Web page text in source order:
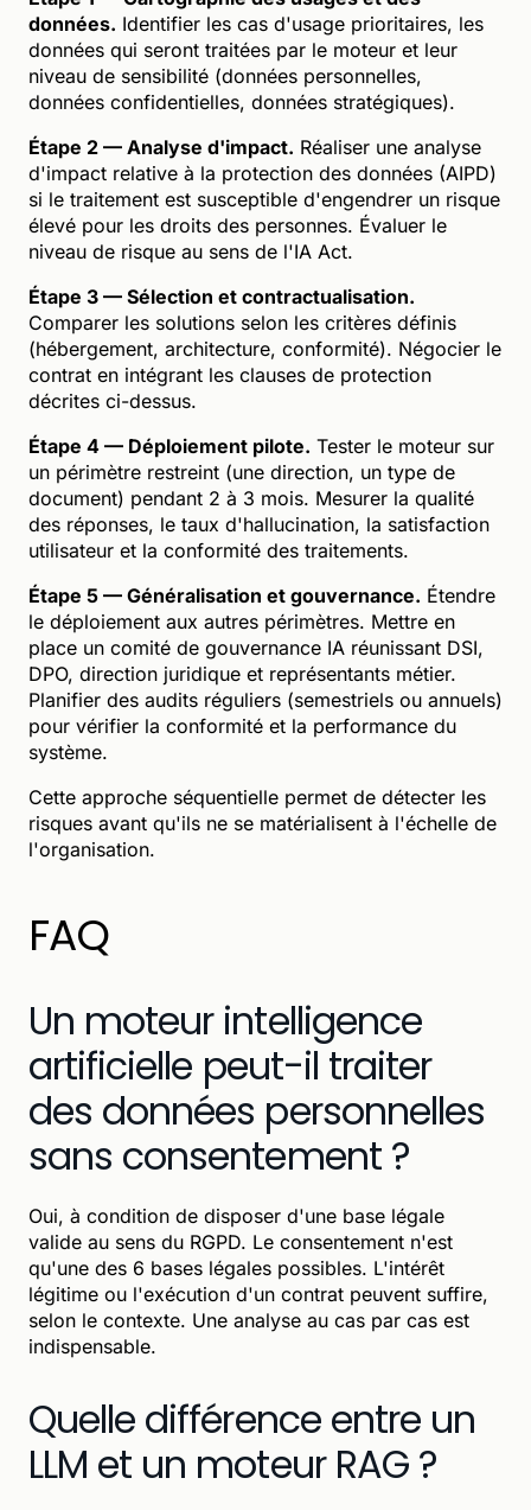
données. Identifier les cas d'usage prioritaires, les
données qui seront traitées par le moteur et leur
niveau de sensibilité (données personnelles,
données confidentielles, données stratégiques).
Étape 2 — Analyse d'impact. Réaliser une analyse
d'impact relative à la protection des données (AIPD)
si le traitement est susceptible d'engendrer un risque
élevé pour les droits des personnes. Évaluer le
niveau de risque au sens de l'IA Act.
Étape 3 — Sélection et contractualisation.
Comparer les solutions selon les critères définis
(hébergement, architecture, conformité). Négocier le
contrat en intégrant les clauses de protection
décrites ci-dessus.
Étape 4 — Déploiement pilote. Tester le moteur sur
un périmètre restreint (une direction, un type de
document) pendant 2 à 3 mois. Mesurer la qualité
des réponses, le taux d'hallucination, la satisfaction
utilisateur et la conformité des traitements.
Étape 5 — Généralisation et gouvernance. Étendre
le déploiement aux autres périmètres. Mettre en
place un comité de gouvernance IA réunissant DSI,
DPO, direction juridique et représentants métier.
Planifier des audits réguliers (semestriels ou annuels)
pour vérifier la conformité et la performance du
système.
Cette approche séquentielle permet de détecter les
risques avant qu'ils ne se matérialisent à l'échelle de
l'organisation.
FAQ
Un moteur intelligence
artificielle peut-il traiter
des données personnelles
sans consentement ?
Oui, à condition de disposer d'une base légale
valide au sens du RGPD. Le consentement n'est
qu'une des 6 bases légales possibles. L'intérêt
légitime ou l'exécution d'un contrat peuvent suffire,
selon le contexte. Une analyse au cas par cas est
indispensable.
Quelle différence entre un
LLM et un moteur RAG ?